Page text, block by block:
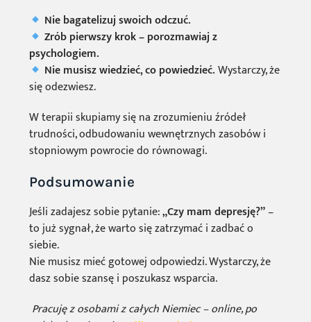
Nie bagatelizuj swoich odczuć.
Zrób pierwszy krok – porozmawiaj z
psychologiem.
Nie musisz wiedzieć, co powiedzieć.Wystarczy, że
się odezwiesz.
W terapii skupiamy się na zrozumieniu źródeł
trudności, odbudowaniu wewnętrznych zasobów i
stopniowym powrocie do równowagi.
Podsumowanie
Jeśli zadajesz sobie pytanie:„Czy mam depresję?”–
to już sygnał, że warto się zatrzymać i zadbać o
siebie.
Nie musisz mieć gotowej odpowiedzi. Wystarczy, że
dasz sobie szansę i poszukasz wsparcia.
Pracuję z osobami z całych Niemiec – online, po